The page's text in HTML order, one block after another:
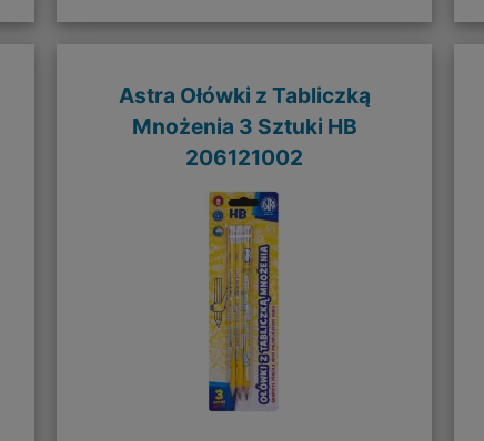
Astra Ołówki z Tabliczką
Mnożenia 3 Sztuki HB
206121002